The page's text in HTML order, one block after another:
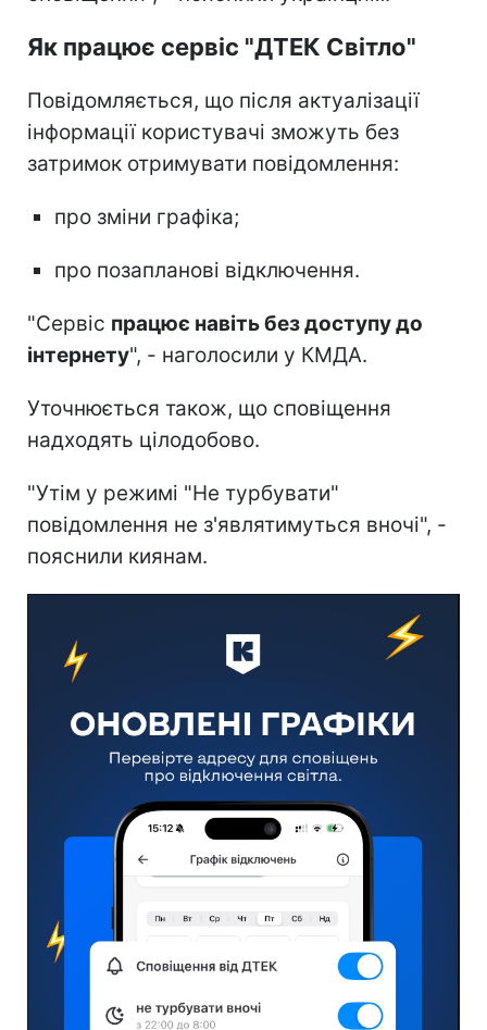
Як працює сервіс "ДТЕК Світло"
Повідомляється, що після актуалізації
інформації користувачі зможуть без
затримок отримувати повідомлення:
про зміни графіка;
про позапланові відключення.
"Сервіс працює навіть без доступу до
інтернету", - наголосили у КМДА.
Уточнюється також, що сповіщення
надходять цілодобово.
"Утім у режимі "Не турбувати"
повідомлення не з'являтимуться вночі", -
пояснили киянам.